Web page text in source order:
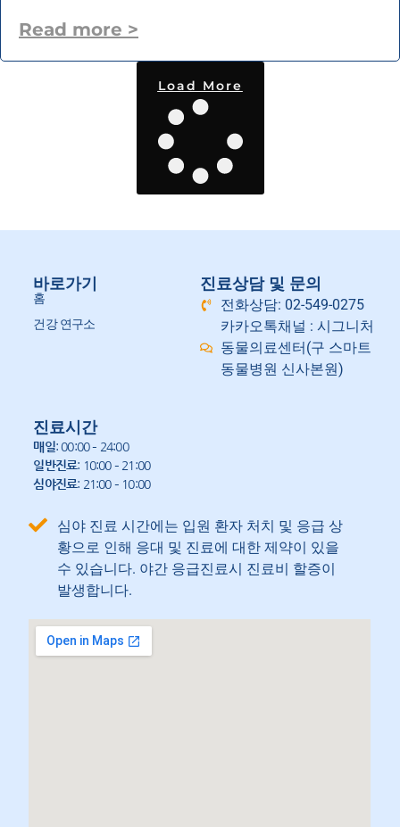
Read more >
Load More
바로가기
홈
건강 연구소
진료상담 및 문의
전화상담: 02-549-0275
카카오톡채널 : 시그니처
동물의료센터(구 스마트
동물병원 신사본원)
진료시간
매일: 00:00 – 24:00
일반진료: 10:00 – 21:00
심야진료: 21:00 – 10:00
심야 진료 시간에는 입원 환자 처치 및 응급 상
황으로 인해 응대 및 진료에 대한 제약이 있을
수 있습니다. 야간 응급진료시 진료비 할증이
발생합니다.